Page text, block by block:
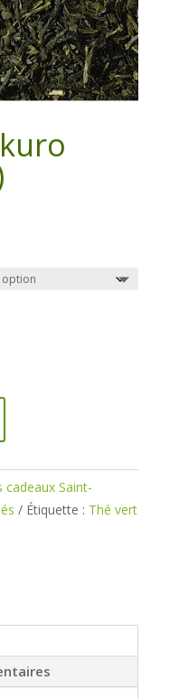
:
1,00€
cadeaux Saint-
Étiquette : Thé vert